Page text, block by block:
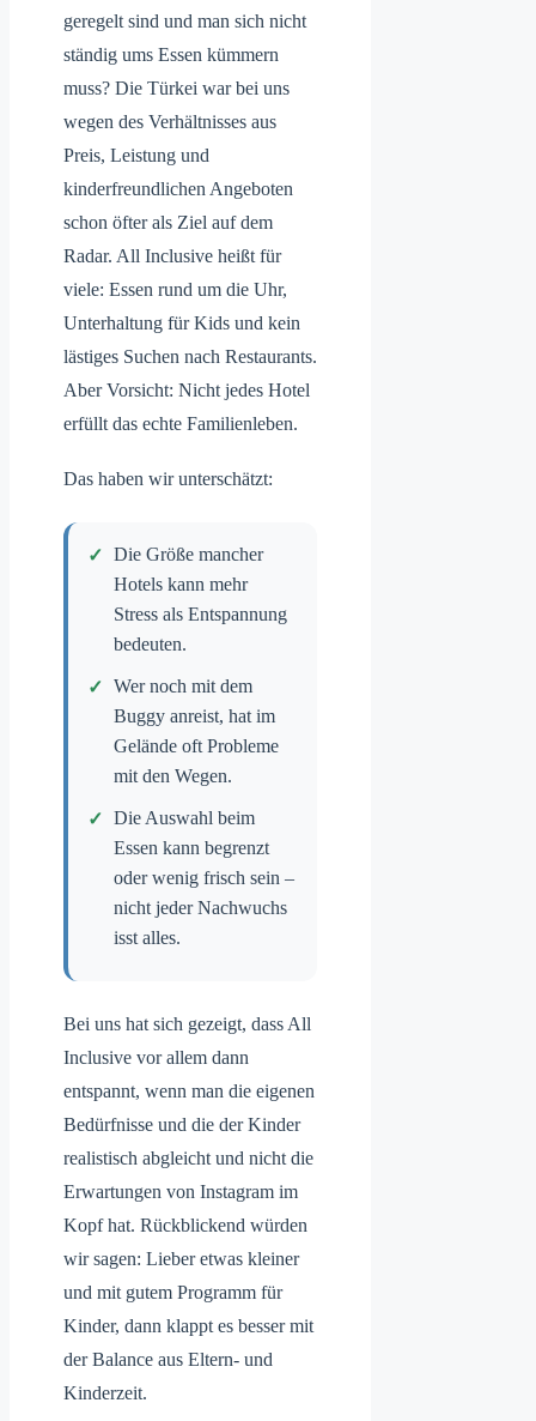
geregelt sind und man sich nicht
ständig ums Essen kümmern
muss? Die Türkei war bei uns
wegen des Verhältnisses aus
Preis, Leistung und
kinderfreundlichen Angeboten
schon öfter als Ziel auf dem
Radar. All Inclusive heißt für
viele: Essen rund um die Uhr,
Unterhaltung für Kids und kein
lästiges Suchen nach Restaurants.
Aber Vorsicht: Nicht jedes Hotel
erfüllt das echte Familienleben.
Das haben wir unterschätzt:
Die Größe mancher
Hotels kann mehr
Stress als Entspannung
bedeuten.
Wer noch mit dem
Buggy anreist, hat im
Gelände oft Probleme
mit den Wegen.
Die Auswahl beim
Essen kann begrenzt
oder wenig frisch sein –
nicht jeder Nachwuchs
isst alles.
Bei uns hat sich gezeigt, dass All
Inclusive vor allem dann
entspannt, wenn man die eigenen
Bedürfnisse und die der Kinder
realistisch abgleicht und nicht die
Erwartungen von Instagram im
Kopf hat. Rückblickend würden
wir sagen: Lieber etwas kleiner
und mit gutem Programm für
Kinder, dann klappt es besser mit
der Balance aus Eltern- und
Kinderzeit.